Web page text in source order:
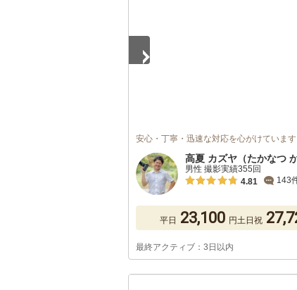
安心・丁寧・迅速な対応を心がけています
高夏 カズヤ（たかなつ か
男性 撮影実績355回
4.81
143
平日 23,100 円土日祝
最終アクティブ：3日以内